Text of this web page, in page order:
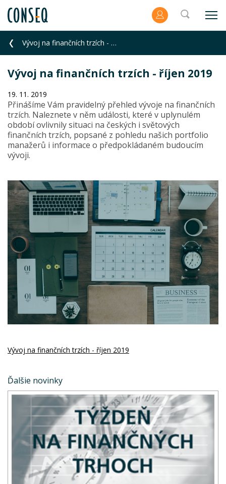
Vývoj na finančních trzích - říjen 2019
Vývoj na finančních trzích - říjen 2019
19. 11. 2019
Přinášíme Vám pravidelný přehled vývoje na finančních
trzích. Naleznete v něm události, které v uplynulém
období ovlivnily situaci na českých i světových
finančních trzích, popsané z pohledu našich portfolio
manažerů i informace o předpokládaném budoucím
vývoji.
Vývoj na finančních trzích - říjen 2019
Ďalšie novinky